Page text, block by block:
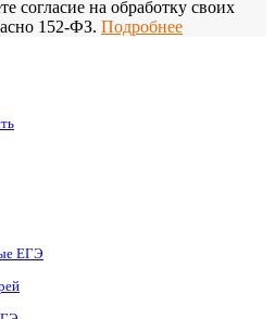
согласие на обработку своих
152-ФЗ. Подробнее
ЕГЭ